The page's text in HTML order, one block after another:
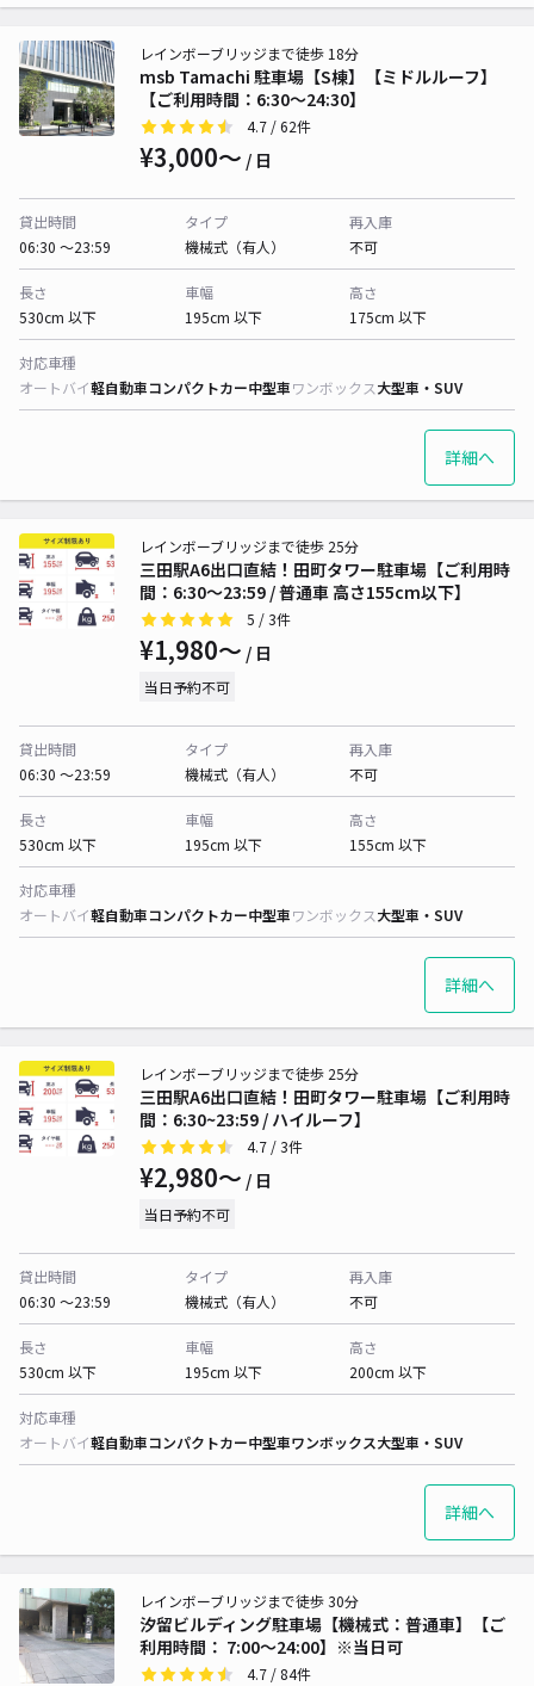
msb Tamachi 駐車場【S棟】【ミドルルーフ】
【ご利用時間：6:30～24:30】
レインボーブリッジまで徒歩 18分
4.7 / 62件
¥3,000〜 / 日
貸出時間
06:30 〜23:59
タイプ
機械式（有人）
再入庫
不可
長さ
530cm 以下
車幅
195cm 以下
高さ
175cm 以下
対応車種
オートバイ軽自動車コンパクトカー中型車ワンボックス大型車・SUV
詳細へ
三田駅A6出口直結！田町タワー駐車場【ご利用時
間：6:30～23:59 / 普通車 高さ155cm以下】
レインボーブリッジまで徒歩 25分
5 / 3件
¥1,980〜 / 日
当日予約不可
貸出時間
06:30 〜23:59
タイプ
機械式（有人）
再入庫
不可
長さ
530cm 以下
車幅
195cm 以下
高さ
155cm 以下
対応車種
オートバイ軽自動車コンパクトカー中型車ワンボックス大型車・SUV
詳細へ
三田駅A6出口直結！田町タワー駐車場【ご利用時
間：6:30~23:59 / ハイルーフ】
レインボーブリッジまで徒歩 25分
4.7 / 3件
¥2,980〜 / 日
当日予約不可
貸出時間
06:30 〜23:59
タイプ
機械式（有人）
再入庫
不可
長さ
530cm 以下
車幅
195cm 以下
高さ
200cm 以下
対応車種
オートバイ軽自動車コンパクトカー中型車ワンボックス大型車・SUV
詳細へ
汐留ビルディング駐車場【機械式：普通車】【ご
利用時間： 7:00〜24:00】※当日可
レインボーブリッジまで徒歩 30分
4.7 / 84件